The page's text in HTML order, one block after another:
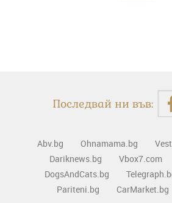
Последвай ни във:
Abv.bg Ohnamama.bg
Dariknews.bg
Vbox7.com
DogsAndCats.bg
Pariteni.bg
CarMarket.bg